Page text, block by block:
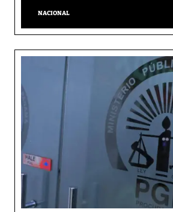
NACIONAL